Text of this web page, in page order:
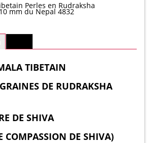
Perles en Rudraksha
mm du Nepal 4832
TIBETAIN
DE RUDRAKSHA
DE SHIVA
COMPASSION DE SHIVA)